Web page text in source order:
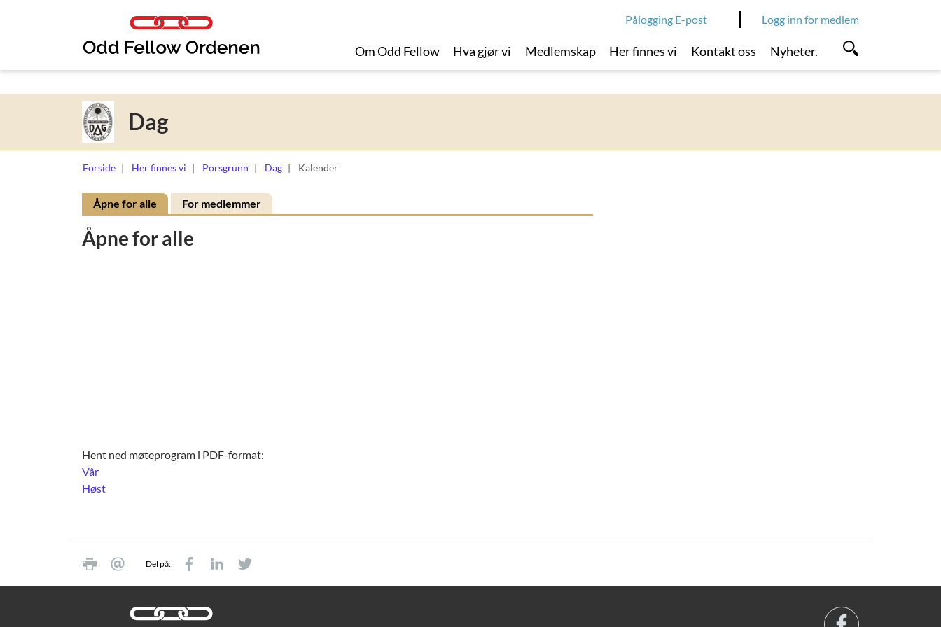
Logg inn for medlem
Pålogging E-post
Om Odd Fellow Hva gjør vi Medlemskap Her finnes vi Kontakt oss Nyheter.
Dag
Forside Her finnes vi Porsgrunn Dag Kalender
Åpne for alle For medlemmer
Åpne for alle
Hent ned møteprogram i PDF-format:
Vår
Høst
Del på: